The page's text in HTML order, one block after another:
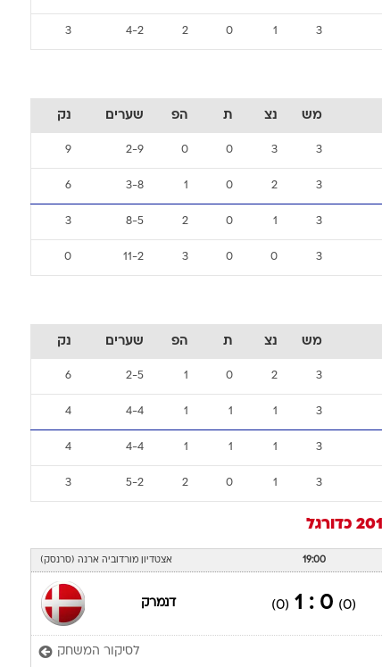
3
1
0
2
4-2
3
מש נצ ת הפ שערים נק
3
3
0
0
2-9
9
3
2
0
1
3-8
6
3
1
0
2
8-5
3
3
0
0
3
11-2
0
מש נצ ת הפ שערים נק
3
2
0
1
2-5
6
3
1
1
1
4-4
4
3
1
1
1
4-4
4
3
1
0
2
5-2
3
כדורגל
19:00 אצטדיון מורדוביה ארנה (סרנסק)
(0)
0 : 1
(0) דנמרק
לסיקור המשחק